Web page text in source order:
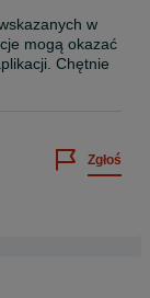
w
mogą okazać
Chętnie
Zgłoś